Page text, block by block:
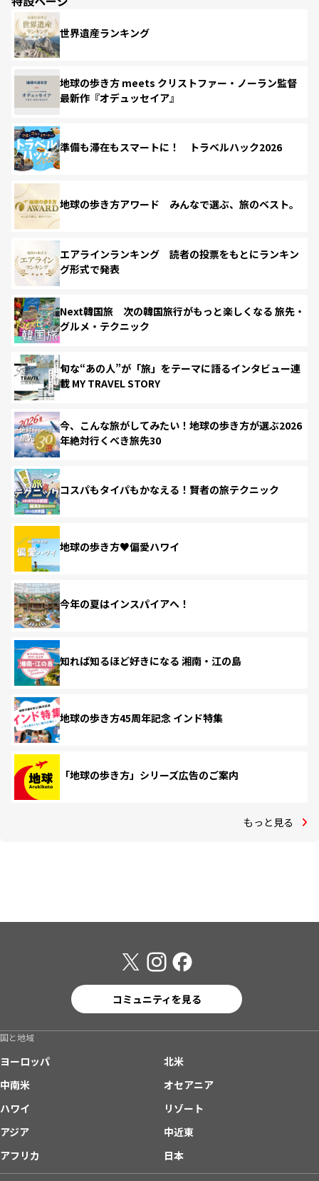
世界遺産ランキング
地球の歩き方 meets クリストファー・ノーラン監督
最新作『オデュッセイア』
準備も滞在もスマートに！ トラベルハック2026
地球の歩き方アワード みんなで選ぶ、旅のベスト。
エアラインランキング 読者の投票をもとにランキン
グ形式で発表
Next韓国旅 次の韓国旅行がもっと楽しくなる 旅先・
グルメ・テクニック
旬な“あの人”が「旅」をテーマに語るインタビュー連
載 MY TRAVEL STORY
今、こんな旅がしてみたい！地球の歩き方が選ぶ2026
年絶対行くべき旅先30
コスパもタイパもかなえる！賢者の旅テクニック
地球の歩き方♥偏愛ハワイ
今年の夏はインスパイアへ！
知れば知るほど好きになる 湘南・江の島
地球の歩き方45周年記念 インド特集
「地球の歩き方」シリーズ広告のご案内
もっと見る
コミュニティを見る
国と地域
ヨーロッパ
北米
中南米
オセアニア
ハワイ
リゾート
アジア
中近東
アフリカ
日本